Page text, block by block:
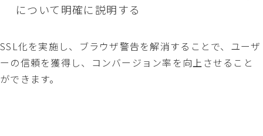
について明確に説明する
SSL化を実施し、ブラウザ警告を解消することで、ユーザ
ーの信頼を獲得し、コンバージョン率を向上させること
ができます。